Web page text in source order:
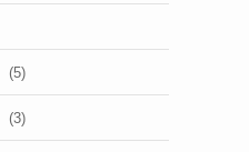
(5)
(3)